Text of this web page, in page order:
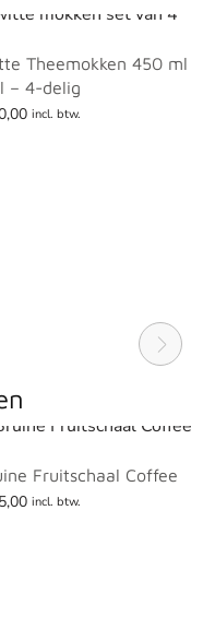
Theemokken 450 ml
– 4-delig
incl. btw.
Fruitschaal Coffee
incl. btw.